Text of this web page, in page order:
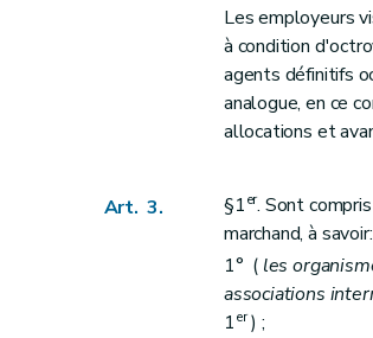
Chapitre VII Dispositions
Art. 38
Chapitre VIII Dispositions
Les employeurs
à condition
agents définitifs
analogue, en ce
allocations et
Art. 3. §1er. Sont
marchand, à savoir:
1° ( les
associations
1er) ;